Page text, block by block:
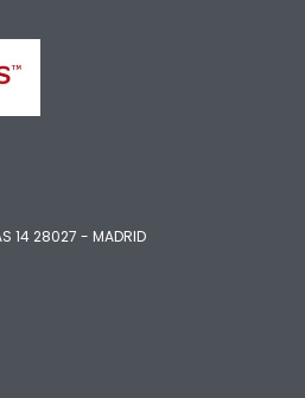
14 28027 - MADRID